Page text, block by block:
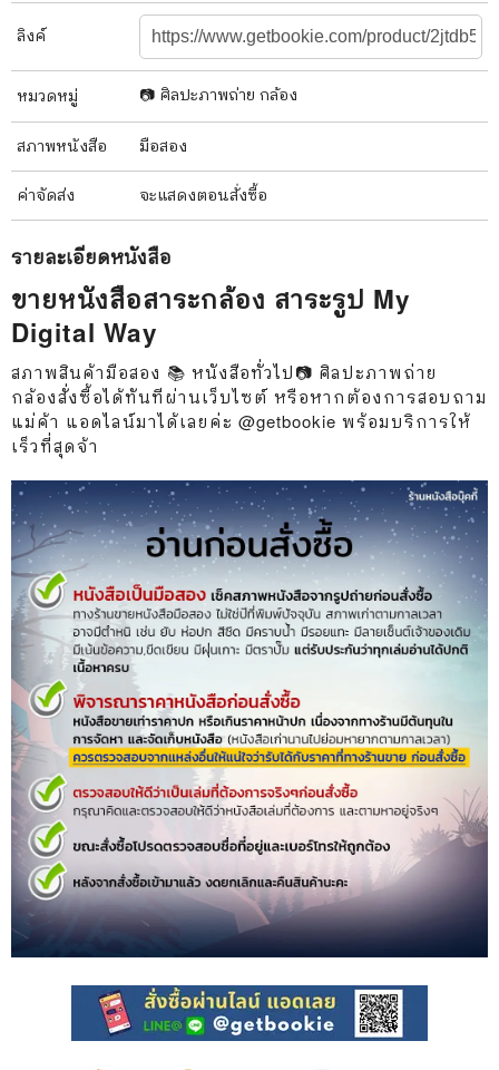
ลิงค์
หมวดหมู่ 📷 ศิลปะภาพถ่าย กล้อง
สภาพหนังสือ มือสอง
ค่าจัดส่ง จะแสดงตอนสั่งซื้อ
รายละเอียดหนังสือ
ขายหนังสือสาระกล้อง สาระรูป My
Digital Way
สภาพสินค้ามือสอง 📚 หนังสือทั่วไป📷 ศิลปะภาพถ่าย
กล้องสั่งซื้อได้ทันทีผ่านเว็บไซต์ หรือหากต้องการสอบถาม
แม่ค้า แอดไลน์มาได้เลยค่ะ @getbookie พร้อมบริการให้
เร็วที่สุดจ้า